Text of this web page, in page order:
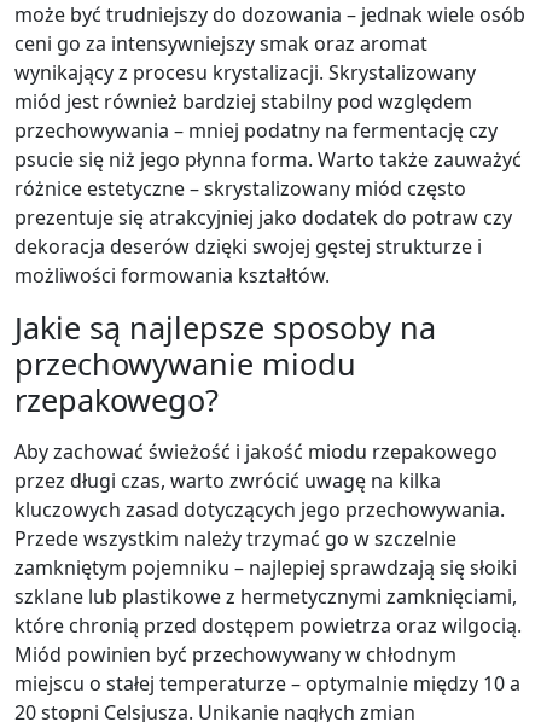
może być trudniejszy do dozowania – jednak wiele osób
ceni go za intensywniejszy smak oraz aromat
wynikający z procesu krystalizacji. Skrystalizowany
miód jest również bardziej stabilny pod względem
przechowywania – mniej podatny na fermentację czy
psucie się niż jego płynna forma. Warto także zauważyć
różnice estetyczne – skrystalizowany miód często
prezentuje się atrakcyjniej jako dodatek do potraw czy
dekoracja deserów dzięki swojej gęstej strukturze i
możliwości formowania kształtów.
Jakie są najlepsze sposoby na
przechowywanie miodu
rzepakowego?
Aby zachować świeżość i jakość miodu rzepakowego
przez długi czas, warto zwrócić uwagę na kilka
kluczowych zasad dotyczących jego przechowywania.
Przede wszystkim należy trzymać go w szczelnie
zamkniętym pojemniku – najlepiej sprawdzają się słoiki
szklane lub plastikowe z hermetycznymi zamknięciami,
które chronią przed dostępem powietrza oraz wilgocią.
Miód powinien być przechowywany w chłodnym
miejscu o stałej temperaturze – optymalnie między 10 a
20 stopni Celsjusza. Unikanie nagłych zmian